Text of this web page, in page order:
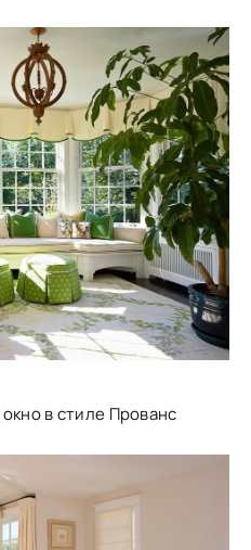
в стиле Прованс